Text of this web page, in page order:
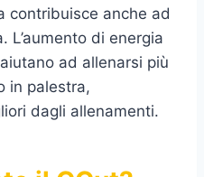
contribuisce anche ad
L’aumento di energia
ad allenarsi più
in palestra,
dagli allenamenti.